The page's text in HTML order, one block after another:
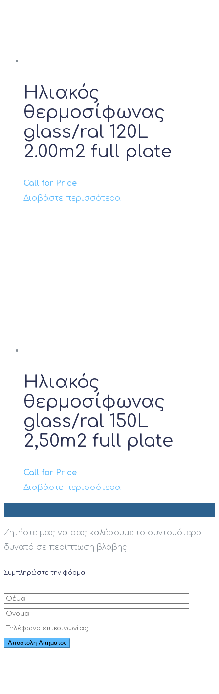
Ηλιακός
θερμοσίφωνας
glass/ral 120L
2.00m2 full plate
Call for Price
Διαβάστε περισσότερα
Ηλιακός
θερμοσίφωνας
glass/ral 150L
2,50m2 full plate
Call for Price
Διαβάστε περισσότερα
Ζητήστε μας να σας καλέσουμε το συντομότερο
δυνατό σε περίπτωση βλάβης
Συμπληρώστε την φόρμα